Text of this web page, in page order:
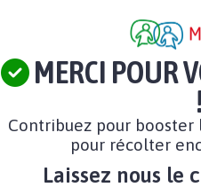
MERCI POUR
Contribuez pour
pour récolter
Laissez nous le